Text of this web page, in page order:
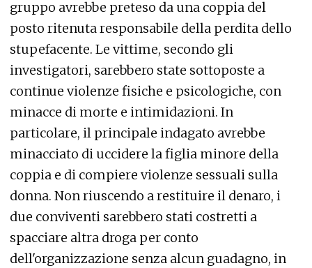
gruppo avrebbe preteso da una coppia del
posto ritenuta responsabile della perdita dello
stupefacente. Le vittime, secondo gli
investigatori, sarebbero state sottoposte a
continue violenze fisiche e psicologiche, con
minacce di morte e intimidazioni. In
particolare, il principale indagato avrebbe
minacciato di uccidere la figlia minore della
coppia e di compiere violenze sessuali sulla
donna. Non riuscendo a restituire il denaro, i
due conviventi sarebbero stati costretti a
spacciare altra droga per conto
dell'organizzazione senza alcun guadagno, in